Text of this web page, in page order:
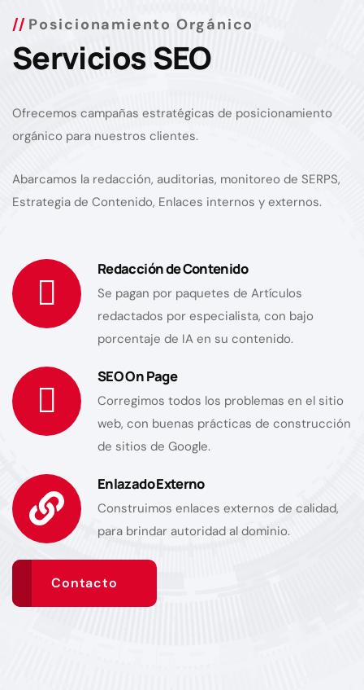
Posicionamiento Orgánico
Servicios SEO
Ofrecemos campañas estratégicas de posicionamiento
orgánico para nuestros clientes.
Abarcamos la redacción, auditorias, monitoreo de SERPS,
Estrategia de Contenido, Enlaces internos y externos.
Redacción de Contenido
Se pagan por paquetes de Artículos
redactados por especialista, con bajo
porcentaje de IA en su contenido.
SEO On Page
Corregimos todos los problemas en el sitio
web, con buenas prácticas de construcción
de sitios de Google.
Enlazado Externo
Construimos enlaces externos de calidad,
para brindar autoridad al dominio.
Contacto